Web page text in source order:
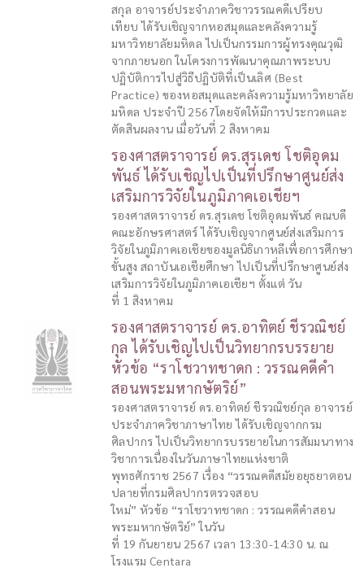
สกุล อาจารย์ประจำภาควิชาวรรณคดีเปรียบ
เทียบ ได้รับเชิญจากหอสมุดและคลังความรู้
มหาวิทยาลัยมหิดล ไปเป็นกรรมการผู้ทรงคุณวุฒิ
จากภายนอก ในโครงการพัฒนาคุณภาพระบบ
ปฏิบัติการไปสู่วิธีปฏิบัติที่เป็นเลิศ (Best
Practice) ของหอสมุดและคลังความรู้มหาวิทยาลัย
มหิดล ประจำปี 2567โดยจัดให้มีการประกวดและ
ตัดสินผลงาน เมื่อวันที่ 2 สิงหาคม
รองศาสตราจารย์ ดร.สุรเดช โชติอุดม
พันธ์ ได้รับเชิญไปเป็นที่ปรึกษาศูนย์ส่ง
เสริมการวิจัยในภูมิภาคเอเชียฯ
รองศาสตราจารย์ ดร.สุรเดช โชติอุดมพันธ์ คณบดี
คณะอักษรศาสตร์ ได้รับเชิญจากศูนย์ส่งเสริมการ
วิจัยในภูมิภาคเอเชียของมูลนิธิเกาหลีเพื่อการศึกษา
ขั้นสูง สถาบันเอเชียศึกษา ไปเป็นที่ปรึกษาศูนย์ส่ง
เสริมการวิจัยในภูมิภาคเอเชียฯ ตั้งแต่ วัน
ที่ 1 สิงหาคม
รองศาสตราจารย์ ดร.อาทิตย์ ชีรวณิชย์
กุล ได้รับเชิญไปเป็นวิทยากรบรรยาย
หัวข้อ “ราโชวาทชาดก : วรรณคดีคำ
สอนพระมหากษัตริย์”
รองศาสตราจารย์ ดร.อาทิตย์ ชีรวณิชย์กุล อาจารย์
ประจำภาควิชาภาษาไทย ได้รับเชิญจากกรม
ศิลปากร ไปเป็นวิทยากรบรรยายในการสัมมนาทาง
วิชาการเนื่องในวันภาษาไทยแห่งชาติ
พุทธศักราช 2567 เรื่อง “วรรณคดีสมัยอยุธยาตอน
ปลายที่กรมศิลปากรตรวจสอบ
ใหม่” หัวข้อ “ราโชวาทชาดก : วรรณคดีคำสอน
พระมหากษัตริย์” ในวัน
ที่ 19 กันยายน 2567 เวลา 13:30-14:30 น. ณ
โรงแรม Centara